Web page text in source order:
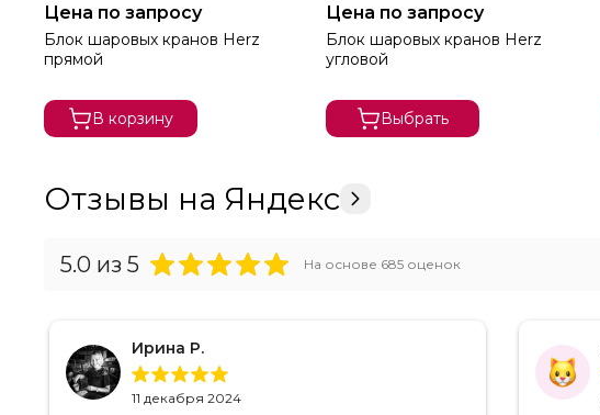
Цена по запросу
Блок шаровых кранов Herz
прямой
В корзину
Цена по запросу
Блок шаровых кранов Herz
угловой
Выбрать
Отзывы на Яндекс
5.0 из 5 На основе 685 оценок
Ирина Р.
11 декабря 2024